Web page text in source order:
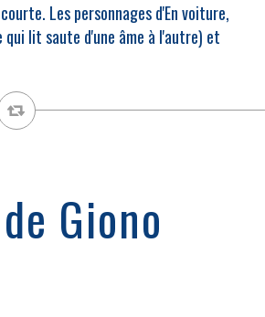
Les personnages d'En voiture,
lit saute d'une âme à l'autre) et
Giono